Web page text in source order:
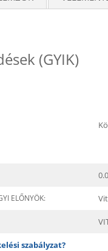
(GYIK)
ELŐNYÖK:
szabályzat?